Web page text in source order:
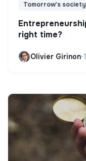
Tomorrow's
right time?
Olivier Girinon•